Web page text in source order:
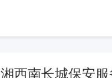
湘西南长城保安服